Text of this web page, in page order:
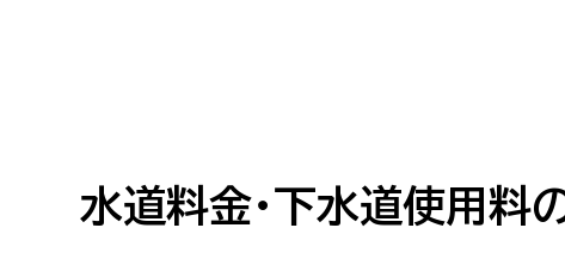
高校生・大学生など
水道料金・下水道使用料